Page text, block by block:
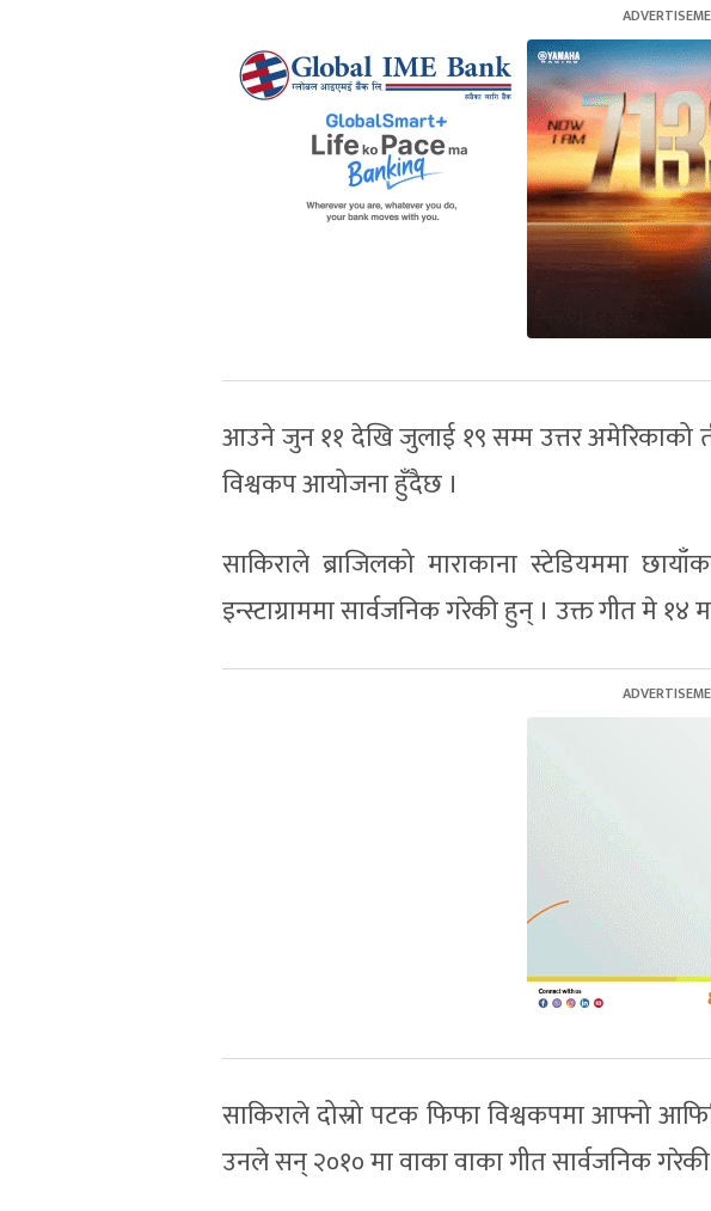
आउने जुन ११ देखि जुलाई १९ सम्म उत्तर अमेरिकाको
विश्वकप आयोजना हुँदैछ ।
साकिराले ब्राजिलको माराकाना स्टेडियममा
इन्स्टाग्राममा सार्वजनिक गरेकी हुन् । उक्त गीत मे १४
साकिराले दोस्रो पटक फिफा विश्वकपमा आफ्नो
उनले सन् २०१० मा वाका वाका गीत सार्वजनिक